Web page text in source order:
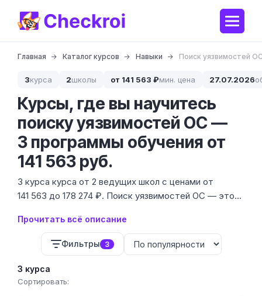
Главная Каталог курсов Навыки Поиск уязвимостей
3курса 2школы от 141 563 ₽мин. цена 27.07.2026
Курсы, где вы научитесь
поиску уязвимостей ОС —
3 программы обучения от
141 563 руб.
3 курса курса от 2 ведущих школ с ценами от
141 563 до 178 274 ₽. Поиск уязвимостей ОС — это
учитесь находить бреши в Windows, Linux и их ядрах
раньше, чем это сделают хакеры.
Прочитать всё описание
Фильтры 3
3 курса
Сортировать: